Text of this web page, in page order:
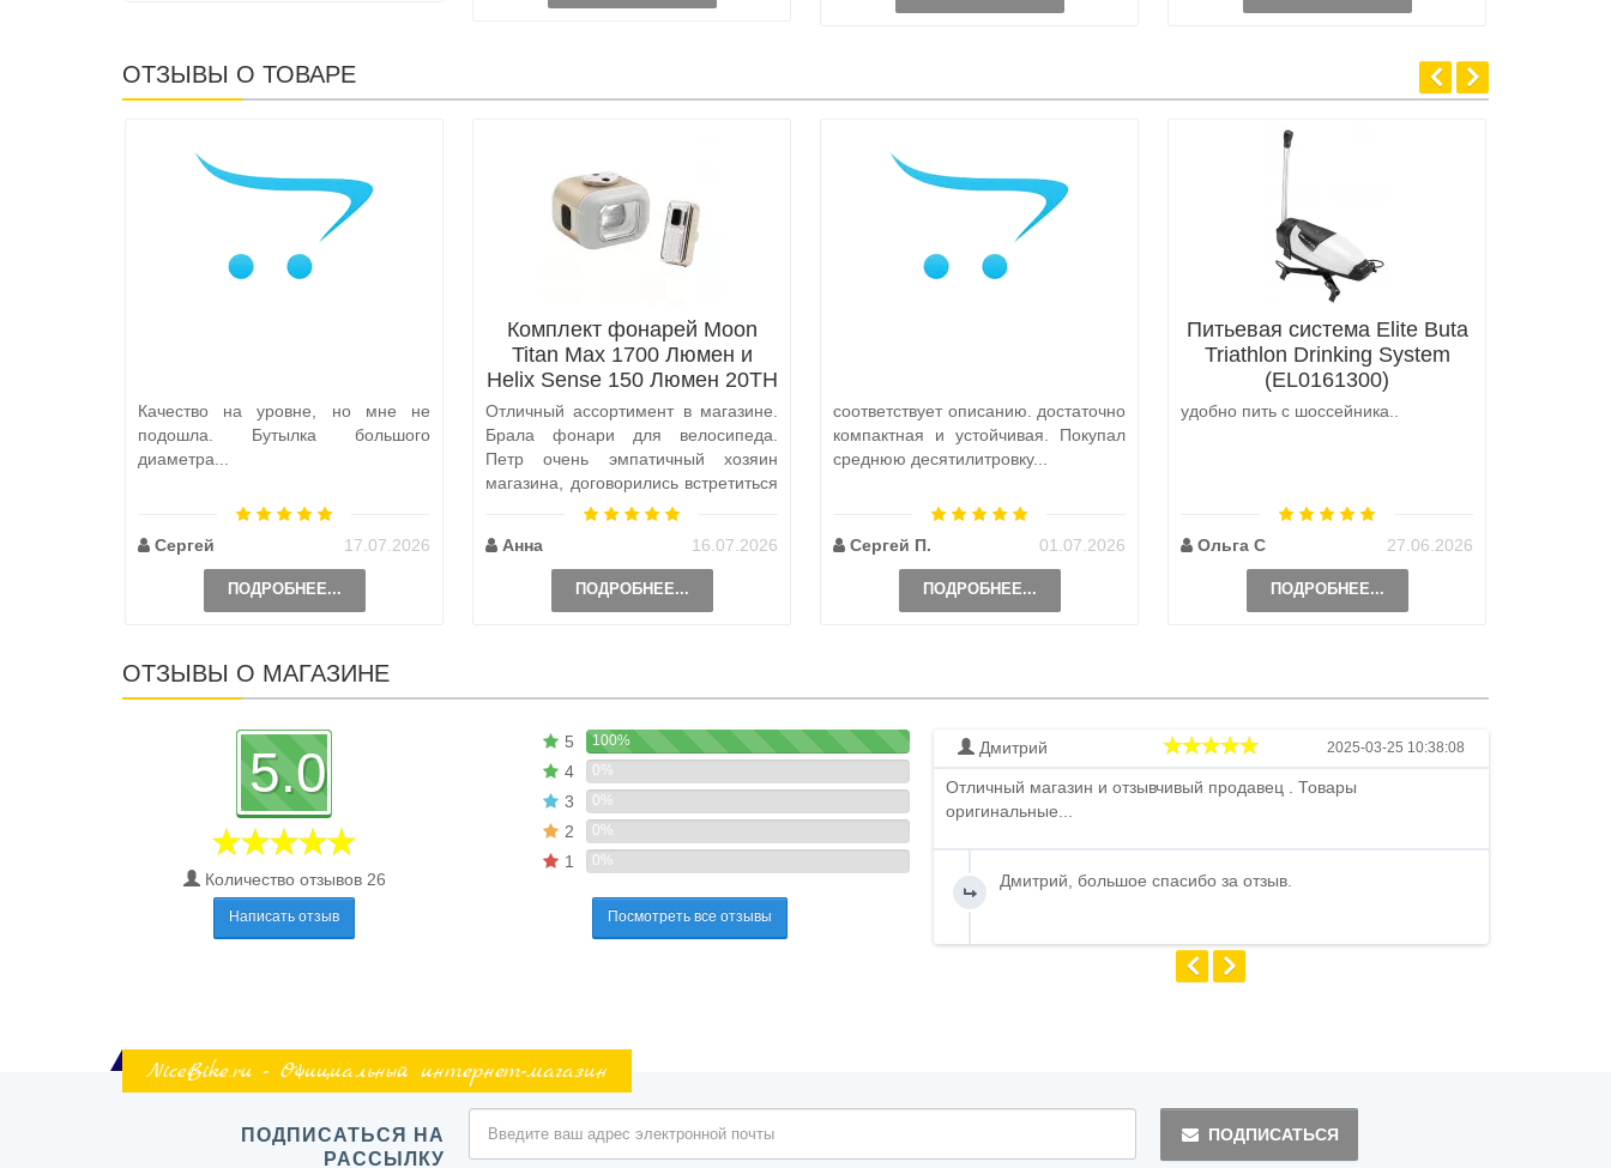
ОТЗЫВЫ О ТОВАРЕ
Качество на уровне, но мне не
подошла. Бутылка большого
диаметра...
Сергей 17.07.2026
ПОДРОБНЕЕ...
Комплект фонарей Moon
Titan Max 1700 Люмен и
Helix Sense 150 Люмен 20TH
Anniversary Edition
Отличный ассортимент в магазине.
Брала фонари для велосипеда.
Петр очень эмпатичный хозяин
магазина, договорились встретиться
по пути, чтобы передать ..
Анна
16.07.2026
ПОДРОБНЕЕ...
соответствует описанию. достаточно
компактная и устойчивая. Покупал
среднюю десятилитровку...
Сергей П. 01.07.2026
ПОДРОБНЕЕ...
Питьевая система Elite Buta
Triathlon Drinking System
(EL0161300)
удобно пить с шоссейника..
Ольга С 27.06.2026
ПОДРОБНЕЕ...
ОТЗЫВЫ О МАГАЗИНЕ
5.0
Количество отзывов 26
Написать отзыв
5 100%
4 0%
3 0%
2 0%
1 0%
Посмотреть все отзывы
Дмитрий 2025-03-25 10:38:08
Отличный магазин и отзывчивый продавец . Товары
оригинальные...
Дмитрий, большое спасибо за отзыв.
NiceBike.ru - Официальный интернет-магазин
ПОДПИСАТЬСЯ НА
РАССЫЛКУ
ПОДПИСАТЬСЯ